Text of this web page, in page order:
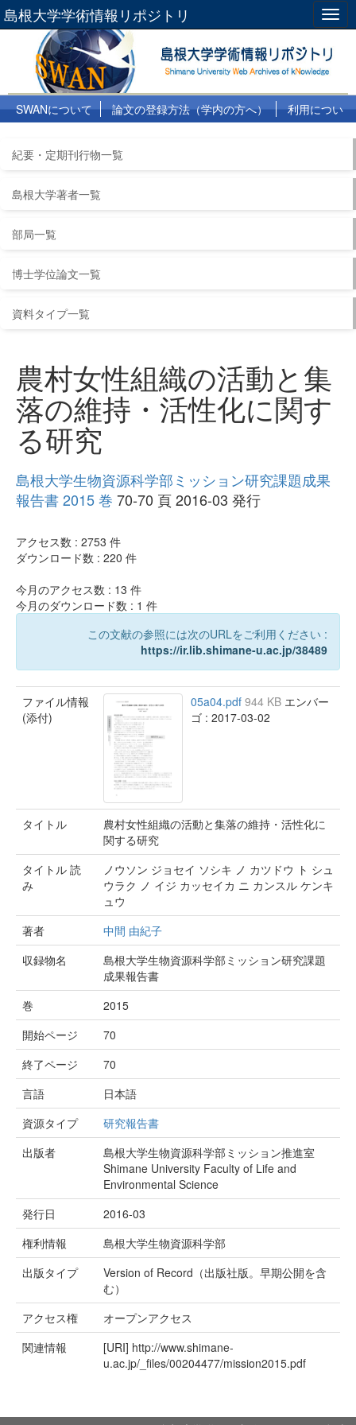
島根大学学術情報リポジトリ
SWANについて 論文の登録方法（学内の方へ）
利用につい
紀要・定期刊行物一覧
島根大学著者一覧
部局一覧
博士学位論文一覧
資料タイプ一覧
農村女性組織の活動と集
落の維持・活性化に関す
る研究
島根大学生物資源科学部ミッション研究課題成果
報告書 2015 巻 70-70 頁 2016-03 発行
アクセス数 : 2753 件
ダウンロード数 : 220 件
今月のアクセス数 : 13 件
今月のダウンロード数 : 1 件
この文献の参照には次のURLをご利用ください :
https://ir.lib.shimane-u.ac.jp/38489
ファイル情報
(添付)
05a04.pdf 944 KB エンバー
ゴ : 2017-03-02
タイトル
農村女性組織の活動と集落の維持・活性化に
関する研究
タイトル 読
み
ノウソン ジョセイ ソシキ ノ カツドウ ト シュ
ウラク ノ イジ カッセイカ ニ カンスル ケンキ
ュウ
著者
中間 由紀子
収録物名
島根大学生物資源科学部ミッション研究課題
成果報告書
巻
2015
開始ページ
70
終了ページ
70
言語
日本語
資源タイプ
研究報告書
出版者
島根大学生物資源科学部ミッション推進室
Shimane University Faculty of Life and
Environmental Science
発行日
2016-03
権利情報
島根大学生物資源科学部
出版タイプ
Version of Record（出版社版。早期公開を含
む）
アクセス権
オープンアクセス
関連情報
[URI] http://www.shimane-
u.ac.jp/_files/00204477/mission2015.pdf